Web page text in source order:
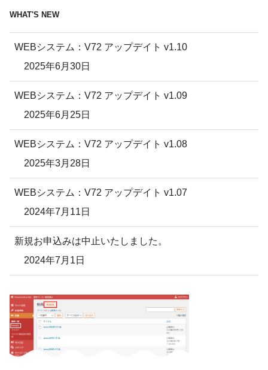
WHAT'S NEW
WEBシステム：V72 アップデイト v1.10
2025年6月30日
WEBシステム：V72 アップデイト v1.09
2025年6月25日
WEBシステム：V72 アップデイト v1.08
2025年3月28日
WEBシステム：V72 アップデイト v1.07
2024年7月11日
新規お申込みは中止いたしました。
2024年7月1日